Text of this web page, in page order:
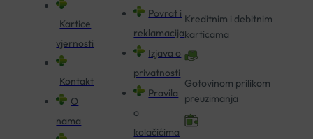
Kartice
vjernosti
Kontakt
O
nama
Povrat i
reklamacija
Izjava o
privatnosti
Pravila
o
kolačićima
Kreditnim i debitnim
karticama
Gotovinom prilikom
preuzimanja